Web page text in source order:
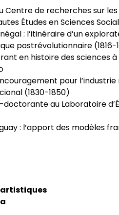
Centre de recherches sur
Études en Sciences
: l’itinéraire d’un
postrévolutionnaire (1816-
en histoire des sciences
pour
(1830-1850)
doctorante au Laboratoire
: l’apport des modèles
artistiques